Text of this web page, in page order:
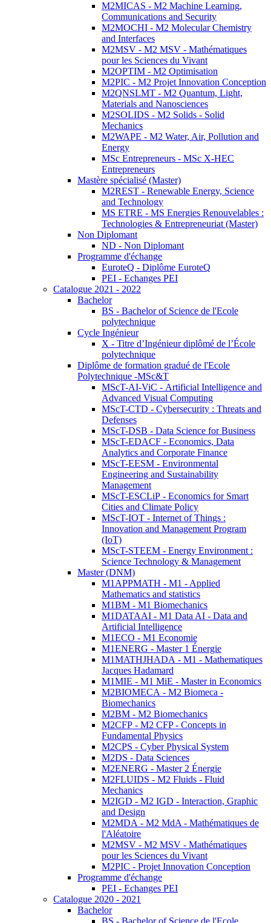
M2MICAS - M2 Machine Learning,
Communications and Security
M2MOCHI - M2 Molecular Chemistry
and Interfaces
M2MSV - M2 MSV - Mathématiques
pour les Sciences du Vivant
M2OPTIM - M2 Optimisation
M2PIC - M2 Projet Innovation Conception
M2QNSLMT - M2 Quantum, Light,
Materials and Nanosciences
M2SOLIDS - M2 Solids - Solid
Mechanics
M2WAPE - M2 Water, Air, Pollution and
Energy
MSc Entrepreneurs - MSc X-HEC
Entrepreneurs
Mastère spécialisé (Master)
M2REST - Renewable Energy, Science
and Technology
MS ETRE - MS Energies Renouvelables :
Technologies & Entrepreneuriat (Master)
Non Diplomant
ND - Non Diplomant
Programme d'échange
EuroteQ - Diplôme EuroteQ
PEI - Echanges PEI
Catalogue 2021 - 2022
Bachelor
BS - Bachelor of Science de l'Ecole
polytechnique
Cycle Ingénieur
X - Titre d’Ingénieur diplômé de l’École
polytechnique
Diplôme de formation gradué de l'Ecole
Polytechnique -MSc&T
MScT-AI-ViC - Artificial Intelligence and
Advanced Visual Computing
MScT-CTD - Cybersecurity : Threats and
Defenses
MScT-DSB - Data Science for Business
MScT-EDACF - Economics, Data
Analytics and Corporate Finance
MScT-EESM - Environmental
Engineering and Sustainability
Management
MScT-ESCLiP - Economics for Smart
Cities and Climate Policy
MScT-IOT - Internet of Things :
Innovation and Management Program
(IoT)
MScT-STEEM - Energy Environment :
Science Technology & Management
Master (DNM)
M1APPMATH - M1 - Applied
Mathematics and statistics
M1BM - M1 Biomechanics
M1DATAAI - M1 Data AI - Data and
Artificial Intelligence
M1ECO - M1 Economie
M1ENERG - Master 1 Énergie
M1MATHJHADA - M1 - Mathematiques
Jacques Hadamard
M1MIE - M1 MiE - Master in Economics
M2BIOMECA - M2 Biomeca -
Biomechanics
M2BM - M2 Biomechanics
M2CFP - M2 CFP - Concepts in
Fundamental Physics
M2CPS - Cyber Physical System
M2DS - Data Sciences
M2ENERG - Master 2 Énergie
M2FLUIDS - M2 Fluids - Fluid
Mechanics
M2IGD - M2 IGD - Interaction, Graphic
and Design
M2MDA - M2 MdA - Mathématiques de
l'Aléatoire
M2MSV - M2 MSV - Mathématiques
pour les Sciences du Vivant
M2PIC - Projet Innovation Conception
Programme d'échange
PEI - Echanges PEI
Catalogue 2020 - 2021
Bachelor
BS - Bachelor of Science de l'Ecole